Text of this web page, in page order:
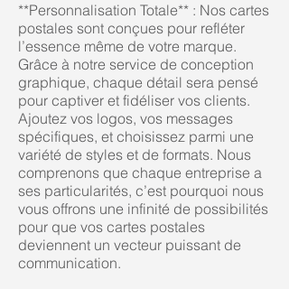
**Personnalisation Totale** : Nos cartes
postales sont conçues pour refléter
l’essence même de votre marque.
Grâce à notre service de conception
graphique, chaque détail sera pensé
pour captiver et fidéliser vos clients.
Ajoutez vos logos, vos messages
spécifiques, et choisissez parmi une
variété de styles et de formats. Nous
comprenons que chaque entreprise a
ses particularités, c’est pourquoi nous
vous offrons une infinité de possibilités
pour que vos cartes postales
deviennent un vecteur puissant de
communication.